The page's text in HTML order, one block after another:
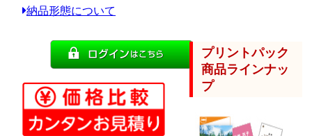
納品形態について
プリントパック
商品ラインナッ
プ